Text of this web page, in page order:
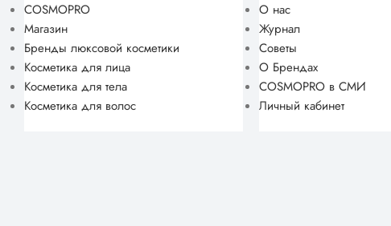
COSMOPRO
Магазин
Бренды люксовой косметики
Косметика для лица
Косметика для тела
Косметика для волос
О нас
Журнал
Советы
О Брендах
COSMOPRO в СМИ
Личный кабинет